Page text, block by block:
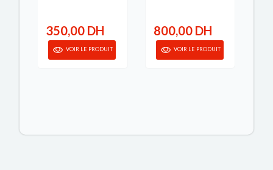
350,00 DH
VOIR LE PRODUIT
800,00 DH
VOIR LE PRODUIT